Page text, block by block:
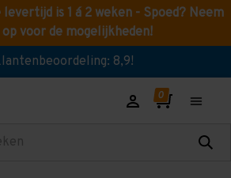
is 1 á 2 weken - Spoed? Neem
voor de mogelijkheden!
8,9!